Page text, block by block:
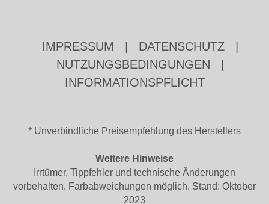
IMPRESSUM DATENSCHUTZ
NUTZUNGSBEDINGUNGEN
INFORMATIONSPFLICHT
* Unverbindliche Preisempfehlung des Herstellers
Weitere Hinweise
Irrtümer, Tippfehler und technische Änderungen
vorbehalten. Farbabweichungen möglich. Stand: Oktober
2023